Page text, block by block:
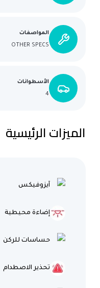
المواصفات
OTHER SPECS
الأسطوانات
4
الميزات الرئيسية
آيزوفيكس
إضاءة محيطية
حساسات للركن
تحذير الاصطدام